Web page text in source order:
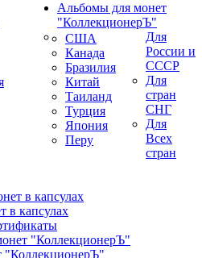
США
Канада
Бразилия
Китай
Таиланд
Турция
Япония
Перу
Альбомы для монет
"КоллекционерЪ"
Для
России и
СССР
Для
стран
СНГ
Для
Всех
стран
в капсулах
в капсулах
"КоллекционерЪ"
"КоллекционерЪ"